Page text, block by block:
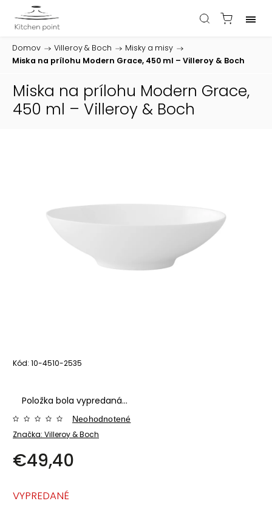
Domov / Villeroy & Boch / Misky a misy /
Miska na prílohu Modern Grace, 450 ml – Villeroy & Boch
Miska na prílohu Modern Grace,
450 ml – Villeroy & Boch
Kód: 10-4510-2535
Položka bola vypredaná…
Značka: Villeroy & Boch
Neohodnotené
€49,40
VYPREDANÉ